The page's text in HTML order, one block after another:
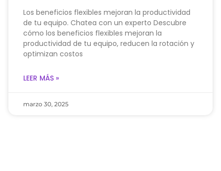
Los beneficios flexibles mejoran la productividad
de tu equipo. Chatea con un experto Descubre
cómo los beneficios flexibles mejoran la
productividad de tu equipo, reducen la rotación y
optimizan costos
LEER MÁS »
marzo 30, 2025